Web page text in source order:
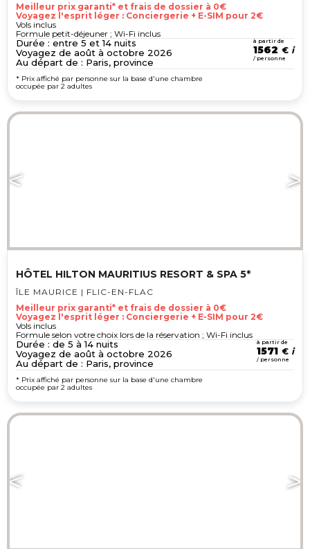
Meilleur prix garanti* et frais de dossier à 0€
Voyagez l'esprit léger : Conciergerie + E-SIM pour 2€
Vols inclus
Formule petit-déjeuner ; Wi-Fi inclus
Durée : entre 5 et 14 nuits
Voyagez de août à octobre 2026
Au départ de : Paris, province
à partir de
1562 €
/ personne
* Prix affiché par personne sur la base d'une chambre
occupée par 2 adultes
HÔTEL HILTON MAURITIUS RESORT & SPA 5*
ÎLE MAURICE | FLIC-EN-FLAC
Meilleur prix garanti* et frais de dossier à 0€
Voyagez l'esprit léger : Conciergerie + E-SIM pour 2€
Vols inclus
Formule selon votre choix lors de la réservation ; Wi-Fi inclus
Durée : de 5 à 14 nuits
Voyagez de août à octobre 2026
Au départ de : Paris, province
à partir de
1571 €
/ personne
* Prix affiché par personne sur la base d'une chambre
occupée par 2 adultes